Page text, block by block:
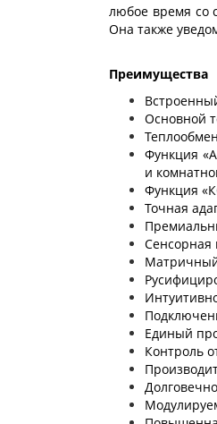
любое время со
Она также
Преимущества
Основной
Функция
и
Функция
Точная
Сенсорная
Матричный
Единый
Контроль